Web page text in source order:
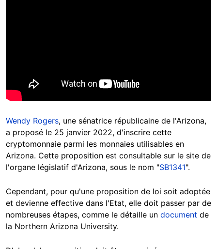
Wendy Rogers, une sénatrice républicaine de l'Arizona,
a proposé le 25 janvier 2022, d'inscrire cette
cryptomonnaie parmi les monnaies utilisables en
Arizona. Cette proposition est consultable sur le site de
l'organe législatif d'Arizona, sous le nom "SB1341".
Cependant, pour qu'une proposition de loi soit adoptée
et devienne effective dans l'Etat, elle doit passer par de
nombreuses étapes, comme le détaille un document de
la Northern Arizona University.